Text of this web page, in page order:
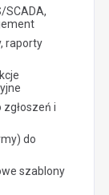
SCADA,
raporty
i
do
szablony